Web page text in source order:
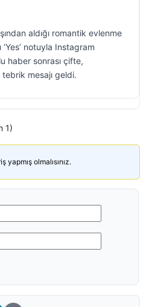
aldığı romantik evlenme
notuyla Instagram
haber sonrası çifte,
mesajı geldi.
1)
olmalısınız.